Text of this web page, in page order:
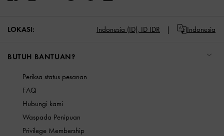
LOKASI: Indonesia (ID), ID IDR Indonesia
BUTUH BANTUAN?
Periksa status pesanan
FAQ
Hubungi kami
Waspada Penipuan
Privilege Membership